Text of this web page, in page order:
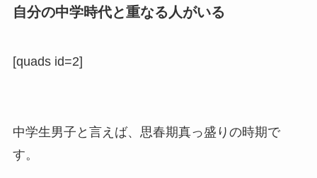
自分の中学時代と重なる人がいる
[quads id=2]
中学生男子と言えば、思春期真っ盛りの時期で
す。